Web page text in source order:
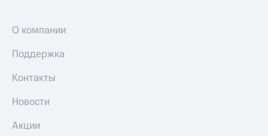
О компании
Поддержка
Контакты
Новости
Акции